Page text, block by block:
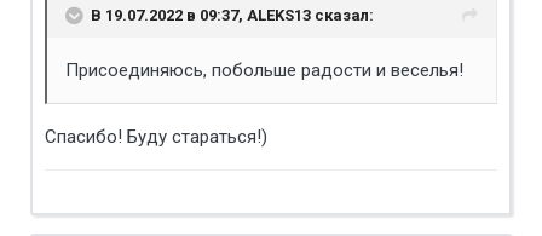
В 19.07.2022 в 09:37, ALEKS13 сказал:
Присоединяюсь, побольше радости и веселья!
Спасибо! Буду стараться!)